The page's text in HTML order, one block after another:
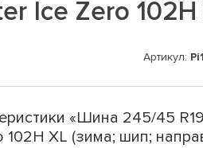
Ice Zero
Артикул:
«Шина 245/45
102H XL (зима; шип;